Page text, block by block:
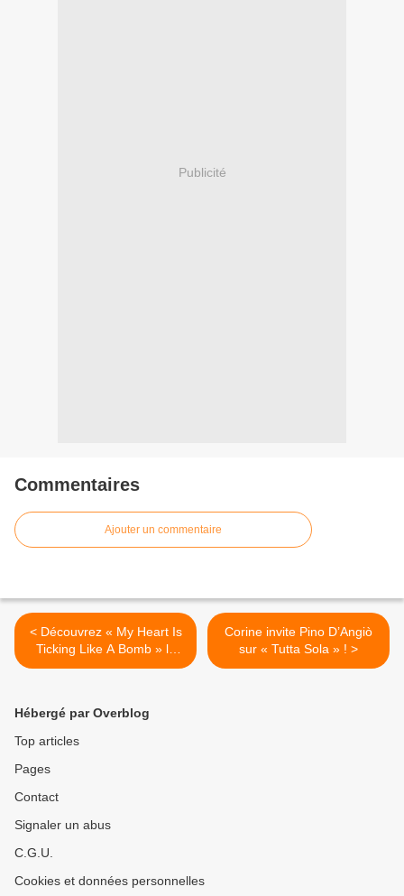
Publicité
Commentaires
Ajouter un commentaire
< Découvrez « My Heart Is
Ticking Like A Bomb » le
nouveau titre d’E-Rotic !
Corine invite Pino D’Angiò
sur « Tutta Sola » ! >
Hébergé par Overblog
Top articles
Pages
Contact
Signaler un abus
C.G.U.
Cookies et données personnelles